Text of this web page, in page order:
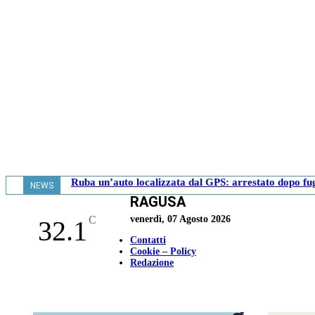
NEWS Ruba un’auto localizzata dal GPS: arrestato dopo
32.1 C
RAGUSA
venerdì, 07 Agosto 2026
Contatti
Cookie – Policy
Redazione